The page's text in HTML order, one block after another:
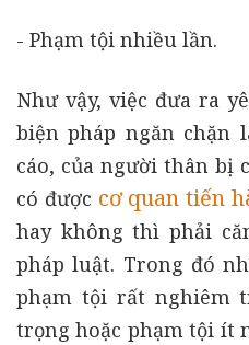
- Phạm tội nhiều lần.
Như vậy, việc đưa ra
biện pháp ngăn chặn
cáo, của người thân bị
có được cơ quan tiến
hay không thì phải
pháp luật. Trong đó
phạm tội rất nghiêm
trọng hoặc phạm tội ít